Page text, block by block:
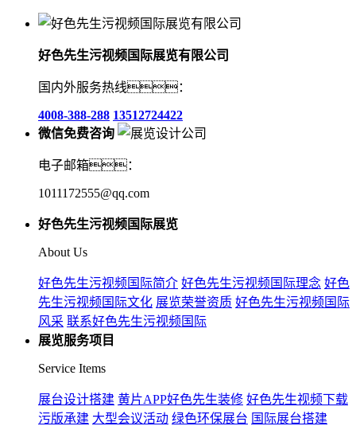
好色先生污视频国际展览有限公司
国内外服务热线：
4008-388-288 13512724422
微信免费咨询
电子邮箱：
1011172555@qq.com
好色先生污视频国际展览
About Us
好色先生污视频国际简介 好色先生污视频国际理念 好色
先生污视频国际文化 展览荣誉资质 好色先生污视频国际
风采 联系好色先生污视频国际
展览服务项目
Service Items
展台设计搭建 黄片APP好色先生装修 好色先生视频下载
污版承建 大型会议活动 绿色环保展台 国际展台搭建